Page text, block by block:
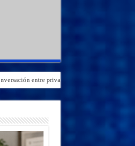
entre privados»